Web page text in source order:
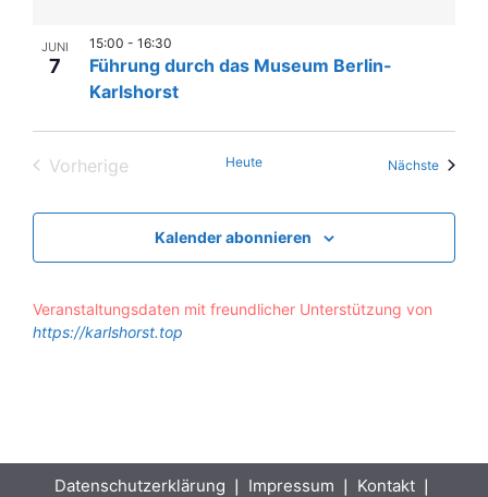
JUNI
7
Führung durch das Museum Berlin-
Karlshorst
15:00 - 16:30
Vorherige
Heute Nächste
Kalender abonnieren
Veranstaltungsdaten mit freundlicher Unterstützung von
https://karlshorst.top
Datenschutzerklärung ❘ Impressum ❘ Kontakt ❘